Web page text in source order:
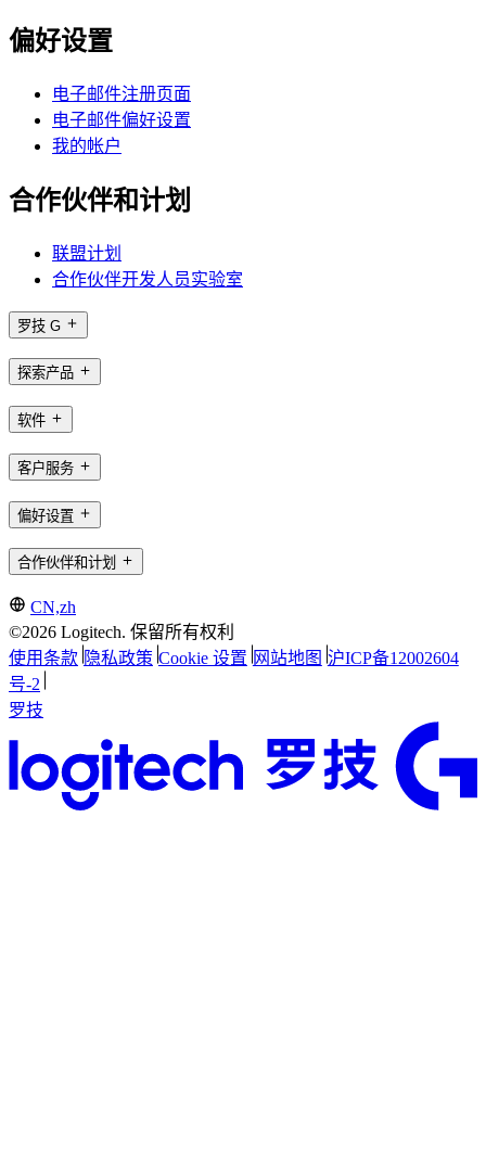
偏好设置
电子邮件注册页面
电子邮件偏好设置
我的帐户
合作伙伴和计划
联盟计划
合作伙伴开发人员实验室
罗技 G
探索产品
软件
客户服务
偏好设置
合作伙伴和计划
CN,zh
©2026 Logitech. 保留所有权利
使用条款 隐私政策 Cookie 设置 网站地图 沪ICP备12002604
号-2
罗技